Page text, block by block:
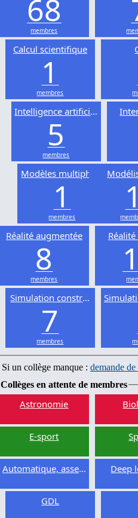
68
membres
Calcul scientifique
1
membres
Intelligence artificielle
5
membres
Modèles multiphysiques
1
membres
Réalité augmentée
8
membres
Simulation constructive
7
membres
Si un collège manque : demande
Collèges en attente de membres
Astronomie
E-sport
Automatique, asservissement
Deep
GDL